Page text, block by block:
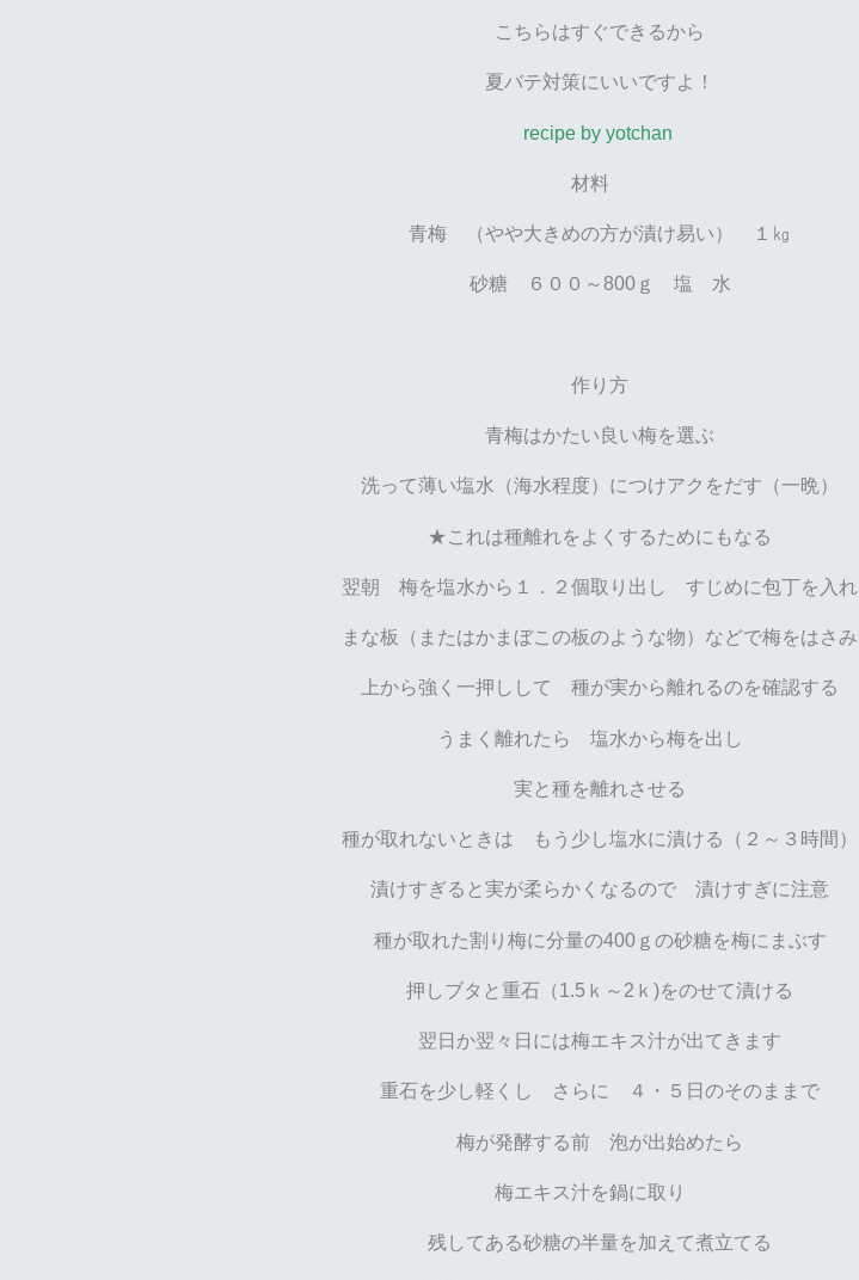
こちらはすぐできるから
夏バテ対策にいいですよ！
recipe by yotchan
材料
青梅 （やや大きめの方が漬け易い） １㎏
砂糖 ６００～800ｇ 塩 水
作り方
青梅はかたい良い梅を選ぶ
洗って薄い塩水（海水程度）につけアクをだす（一晩）
★これは種離れをよくするためにもなる
翌朝 梅を塩水から１．２個取り出し すじめに包丁を入れ
まな板（またはかまぼこの板のような物）などで梅をはさみ
上から強く一押しして 種が実から離れるのを確認する
うまく離れたら 塩水から梅を出し
実と種を離れさせる
種が取れないときは もう少し塩水に漬ける（２～３時間）
漬けすぎると実が柔らかくなるので 漬けすぎに注意
種が取れた割り梅に分量の400ｇの砂糖を梅にまぶす
押しブタと重石（1.5ｋ～2ｋ)をのせて漬ける
翌日か翌々日には梅エキス汁が出てきます
重石を少し軽くし さらに ４・５日のそのままで
梅が発酵する前 泡が出始めたら
梅エキス汁を鍋に取り
残してある砂糖の半量を加えて煮立てる